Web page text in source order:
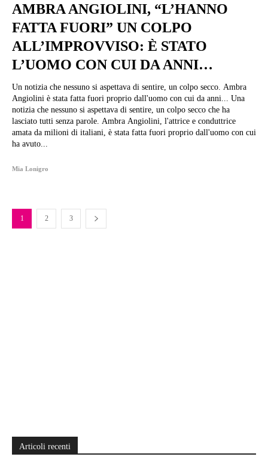
AMBRA ANGIOLINI, “L’HANNO
FATTA FUORI” UN COLPO
ALL’IMPROVVISO: È STATO
L’UOMO CON CUI DA ANNI…
Un notizia che nessuno si aspettava di sentire, un colpo secco. Ambra
Angiolini è stata fatta fuori proprio dall'uomo con cui da anni... Una
notizia che nessuno si aspettava di sentire, un colpo secco che ha
lasciato tutti senza parole. Ambra Angiolini, l'attrice e conduttrice
amata da milioni di italiani, è stata fatta fuori proprio dall'uomo con cui
ha avuto...
Mia Lonigro
1 2 3
Articoli recenti